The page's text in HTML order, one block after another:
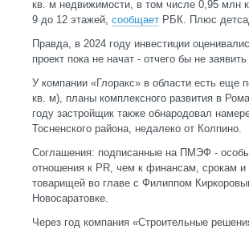
кв. м недвижимости, в том числе 0,95 млн
9 до 12 этажей, сообщает РБК. Плюс
Правда, в 2024 году инвестиции
проект пока не начат - отчего бы не
У компании «Глоракс» в области есть еще
кв. м), планы комплексного развития в
году застройщик также обнародовал
Тосненского района, недалеко от Колпино.
Соглашения: подписанные на ПМЭФ -
отношения к PR, чем к финансам, срокам и
товарищей во главе с Филиппом
Новосаратовке.
Через год компания «Строительные